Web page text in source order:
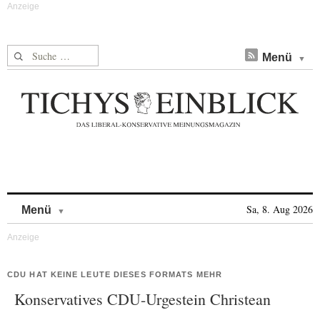
Suche nach: Menü
Menü Sa, 8. Aug 2026
CDU HAT KEINE LEUTE DIESES FORMATS MEHR
Konservatives CDU-Urgestein Christean